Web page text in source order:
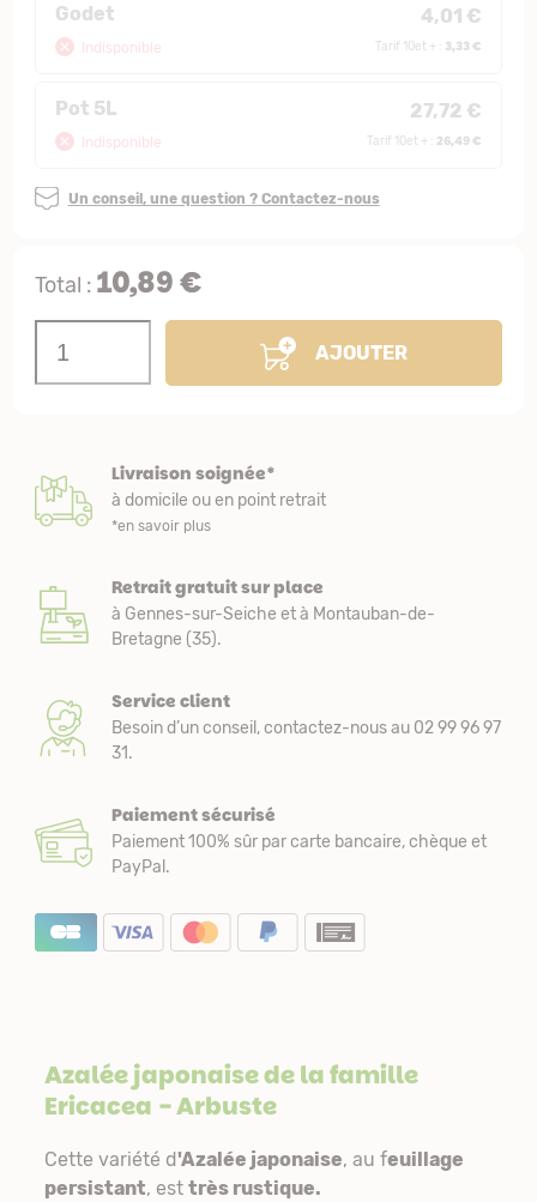
Godet 4,01 €
Indisponible Tarif 10et + : 3,33 €
Pot 5L 27,72 €
Indisponible Tarif 10et + : 26,49 €
Un conseil, une question ? Contactez-nous
Total : 10,89 €
AJOUTER
Livraison soignée*
à domicile ou en point retrait
*en savoir plus
Retrait gratuit sur place
à Gennes-sur-Seiche et à Montauban-de-
Bretagne (35).
Service client
Besoin d’un conseil, contactez-nous au 02 99 96 97
31.
Paiement sécurisé
Paiement 100% sûr par carte bancaire, chèque et
PayPal.
Azalée japonaise de la famille
Ericacea - Arbuste
Cette variété d'Azalée japonaise, au feuillage
persistant, est très rustique.